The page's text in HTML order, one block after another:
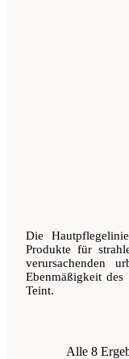
Die
Produkte für
verursachenden
Ebenmäßigkeit
Teint.
Alle 8